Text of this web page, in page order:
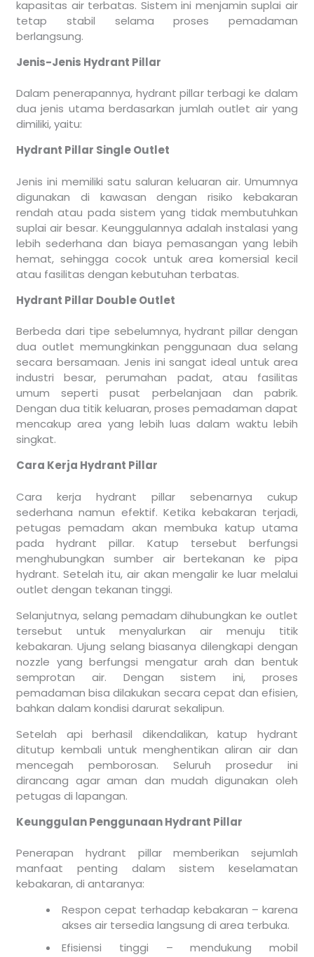
kapasitas air terbatas. Sistem ini menjamin suplai air
tetap stabil selama proses pemadaman
berlangsung.
Jenis-Jenis Hydrant Pillar
Dalam penerapannya, hydrant pillar terbagi ke dalam
dua jenis utama berdasarkan jumlah outlet air yang
dimiliki, yaitu:
Hydrant Pillar Single Outlet
Jenis ini memiliki satu saluran keluaran air. Umumnya
digunakan di kawasan dengan risiko kebakaran
rendah atau pada sistem yang tidak membutuhkan
suplai air besar. Keunggulannya adalah instalasi yang
lebih sederhana dan biaya pemasangan yang lebih
hemat, sehingga cocok untuk area komersial kecil
atau fasilitas dengan kebutuhan terbatas.
Hydrant Pillar Double Outlet
Berbeda dari tipe sebelumnya, hydrant pillar dengan
dua outlet memungkinkan penggunaan dua selang
secara bersamaan. Jenis ini sangat ideal untuk area
industri besar, perumahan padat, atau fasilitas
umum seperti pusat perbelanjaan dan pabrik.
Dengan dua titik keluaran, proses pemadaman dapat
mencakup area yang lebih luas dalam waktu lebih
singkat.
Cara Kerja Hydrant Pillar
Cara kerja hydrant pillar sebenarnya cukup
sederhana namun efektif. Ketika kebakaran terjadi,
petugas pemadam akan membuka katup utama
pada hydrant pillar. Katup tersebut berfungsi
menghubungkan sumber air bertekanan ke pipa
hydrant. Setelah itu, air akan mengalir ke luar melalui
outlet dengan tekanan tinggi.
Selanjutnya, selang pemadam dihubungkan ke outlet
tersebut untuk menyalurkan air menuju titik
kebakaran. Ujung selang biasanya dilengkapi dengan
nozzle yang berfungsi mengatur arah dan bentuk
semprotan air. Dengan sistem ini, proses
pemadaman bisa dilakukan secara cepat dan efisien,
bahkan dalam kondisi darurat sekalipun.
Setelah api berhasil dikendalikan, katup hydrant
ditutup kembali untuk menghentikan aliran air dan
mencegah pemborosan. Seluruh prosedur ini
dirancang agar aman dan mudah digunakan oleh
petugas di lapangan.
Keunggulan Penggunaan Hydrant Pillar
Penerapan hydrant pillar memberikan sejumlah
manfaat penting dalam sistem keselamatan
kebakaran, di antaranya:
Respon cepat terhadap kebakaran – karena
akses air tersedia langsung di area terbuka.
Efisiensi tinggi – mendukung mobil